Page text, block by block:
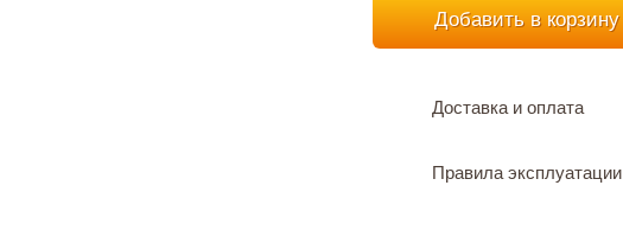
Добавить в корзину
Доставка и оплата
Правила эксплуатации